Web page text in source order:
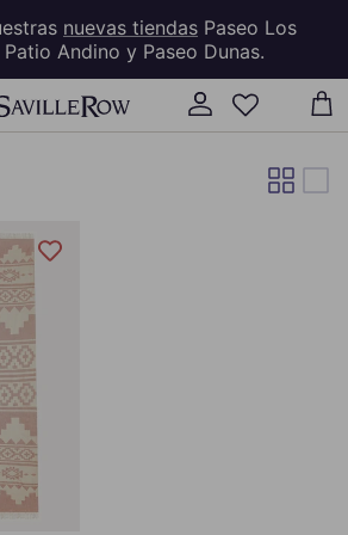
nuevas tiendas Paseo Los
Andino y Paseo Dunas.
Cuenta